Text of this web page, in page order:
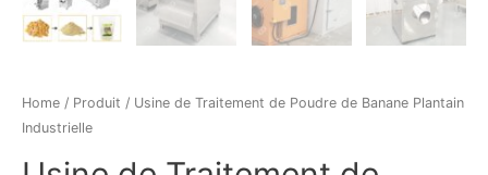
Home / Produit / Usine de Traitement de Poudre de Banane Plantain
Industrielle